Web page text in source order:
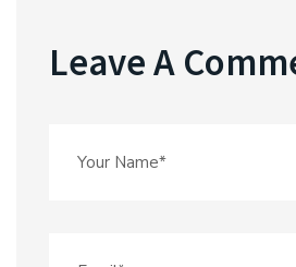
Leave A